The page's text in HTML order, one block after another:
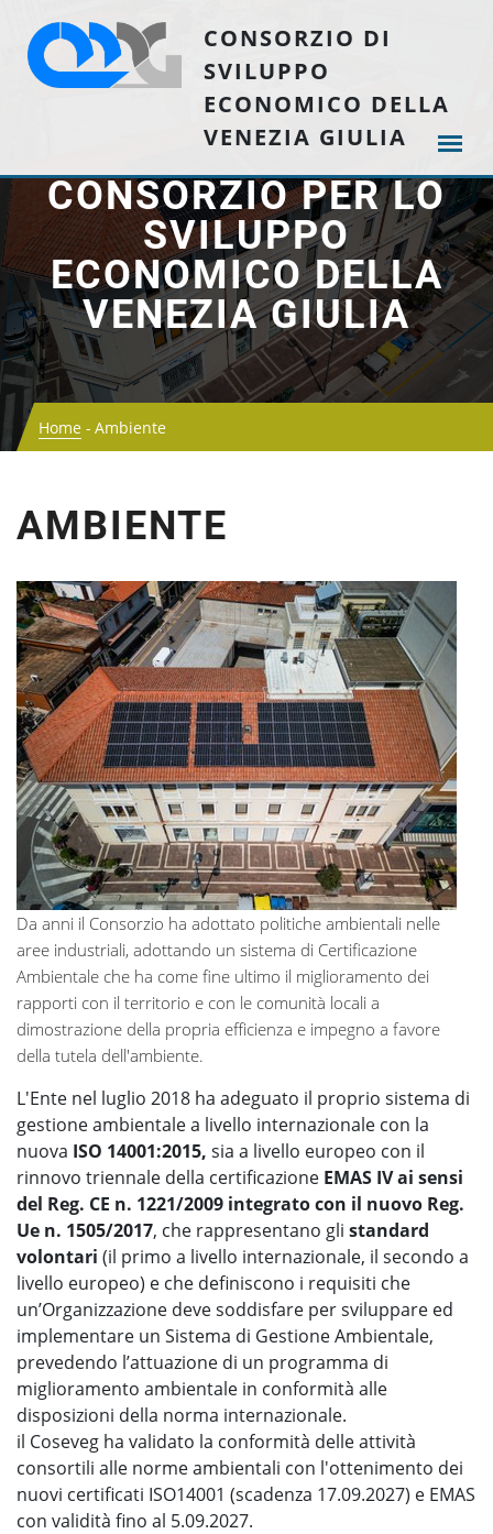
CONSORZIO DI
SVILUPPO
ECONOMICO DELLA
VENEZIA GIULIA
CONSORZIO PER LO
SVILUPPO
ECONOMICO DELLA
VENEZIA GIULIA
Home Ambiente
AMBIENTE
Da anni il Consorzio ha adottato politiche ambientali nelle
aree industriali, adottando un sistema di Certificazione
Ambientale che ha come fine ultimo il miglioramento dei
rapporti con il territorio e con le comunità locali a
dimostrazione della propria efficienza e impegno a favore
della tutela dell'ambiente.
L'Ente nel luglio 2018 ha adeguato il proprio sistema di
gestione ambientale a livello internazionale con la
nuova ISO 14001:2015, sia a livello europeo con il
rinnovo triennale della certificazione EMAS IV ai sensi
del Reg. CE n. 1221/2009 integrato con il nuovo Reg.
Ue n. 1505/2017, che rappresentano gli standard
volontari (il primo a livello internazionale, il secondo a
livello europeo) e che definiscono i requisiti che
un’Organizzazione deve soddisfare per sviluppare ed
implementare un Sistema di Gestione Ambientale,
prevedendo l’attuazione di un programma di
miglioramento ambientale in conformità alle
disposizioni della norma internazionale.
il Coseveg ha validato la conformità delle attività
consortili alle norme ambientali con l'ottenimento dei
nuovi certificati ISO14001 (scadenza 17.09.2027) e EMAS
con validità fino al 5.09.2027.